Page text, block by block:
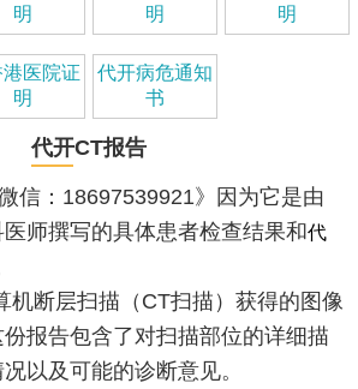
明
明
明
医院证
明
代开病危通知
书
代开CT报告
微信：18697539921》因为它是由
师撰写的具体患者检查结果和代
机断层扫描（CT扫描）获得的图像
报告包含了对扫描部位的详细描
以及可能的诊断意见。